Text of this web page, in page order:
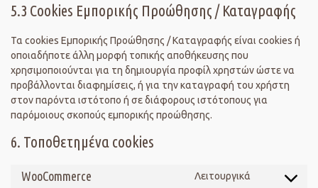
5.3 Cookies Εμπορικής Προώθησης / Καταγραφής
Τα cookies Εμπορικής Προώθησης / Καταγραφής είναι cookies ή
οποιαδήποτε άλλη μορφή τοπικής αποθήκευσης που
χρησιμοποιούνται για τη δημιουργία προφίλ χρηστών ώστε να
προβάλλονται διαφημίσεις, ή για την καταγραφή του χρήστη
στον παρόντα ιστότοπο ή σε διάφορους ιστότοπους για
παρόμοιους σκοπούς εμπορικής προώθησης.
6. Τοποθετημένα cookies
WooCommerce Λειτουργικά